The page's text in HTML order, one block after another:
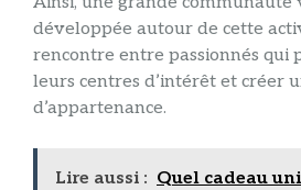
développée autour de cette
rencontre entre passionnés qui
leurs centres d’intérêt et créer
d’appartenance.
Lire aussi : Quel cadeau